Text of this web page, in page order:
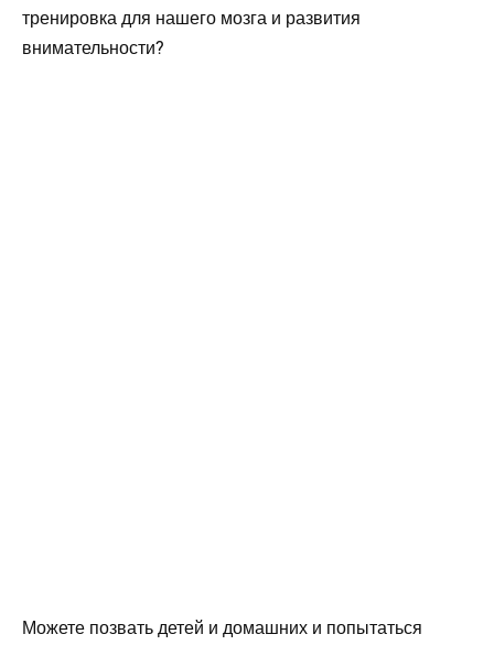
тренировка для нашего мозга и развития
внимательности?
Можете позвать детей и домашних и попытаться